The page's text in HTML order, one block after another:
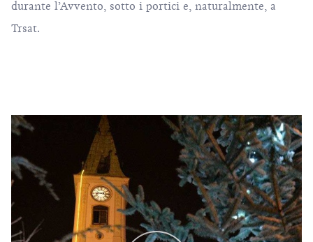
durante l’Avvento, sotto i portici e, naturalmente, a
Trsat.